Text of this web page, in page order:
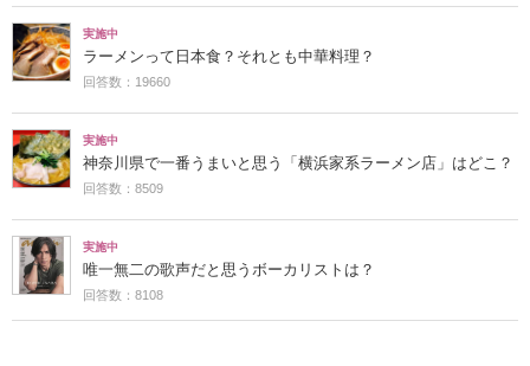
実施中
ラーメンって日本食？それとも中華料理？
回答数：19660
実施中
神奈川県で一番うまいと思う「横浜家系ラーメン店」はどこ？
回答数：8509
実施中
唯一無二の歌声だと思うボーカリストは？
回答数：8108